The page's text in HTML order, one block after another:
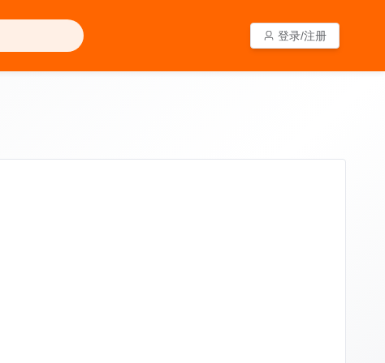
登录/注册
登录/注册